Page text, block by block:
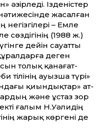
әзірледі. Ізденістер
жасалған
– Емле
(1988 ж.)
дейін сауат­ты
деген
толық қанағат­
тілінің ауызша түрі»
қиындықтар» ат­
және ұстаз зор
ғалым Н.Уәлидің
жарық көргені де